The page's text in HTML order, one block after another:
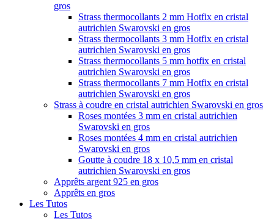
gros
Strass thermocollants 2 mm Hotfix en cristal
autrichien Swarovski en gros
Strass thermocollants 3 mm Hotfix en cristal
autrichien Swarovski en gros
Strass thermocollants 5 mm hotfix en cristal
autrichien Swarovski en gros
Strass thermocollants 7 mm Hotfix en cristal
autrichien Swarovski en gros
Strass à coudre en cristal autrichien Swarovski en gros
Roses montées 3 mm en cristal autrichien
Swarovski en gros
Roses montées 4 mm en cristal autrichien
Swarovski en gros
Goutte à coudre 18 x 10,5 mm en cristal
autrichien Swarovski en gros
Apprêts argent 925 en gros
Apprêts en gros
Les Tutos
Les Tutos